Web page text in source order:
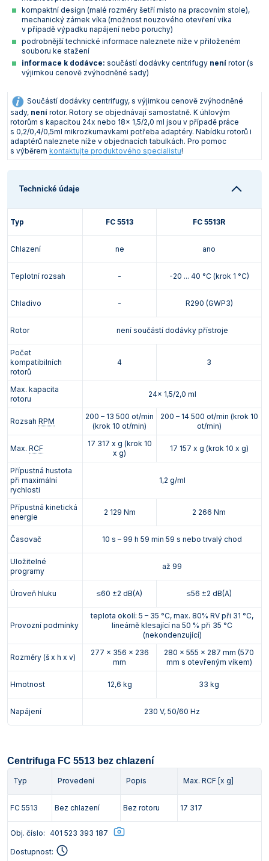
kompaktní design (malé rozměry šetří místo na pracovním stole),
mechanický zámek víka (možnost nouzového otevření víka
v případě výpadku napájení nebo poruchy)
podrobnější technické informace naleznete níže v přiloženém
souboru ke stažení
informace k dodávce: součástí dodávky centrifugy není rotor (s
výjimkou cenově zvýhodněné sady)
Součástí dodávky centrifugy, s výjimkou cenově zvýhodněné
sady, není rotor. Rotory se objednávají samostatně. K úhlovým
rotorům s kapacitou 24x nebo 18x 1,5/2,0 ml jsou v případě práce
s 0,2/0,4/0,5ml mikrozkumavkami potřeba adaptéry. Nabídku rotorů i
adaptérů naleznete níže v objednacích tabulkách. Pro pomoc
s výběrem kontaktujte produktového specialistu!
Technické údaje
Typ FC 5513 FC 5513R
Chlazení ne ano
Teplotní rozsah - -20 ... 40 °C (krok 1 °C)
Chladivo - R290 (GWP3)
Rotor není součástí dodávky přístroje
Počet
kompatibilních
rotorů
4 3
Max. kapacita
rotoru
24x 1,5/2,0 ml
Rozsah RPM
200 – 13 500 ot/min
(krok 10 ot/min)
200 – 14 500 ot/min (krok 10
ot/min)
Max. RCF
17 317 x g (krok 10
x g)
17 157 x g (krok 10 x g)
Přípustná hustota
při maximální
rychlosti
1,2 g/ml
Přípustná kinetická
energie
2 129 Nm 2 266 Nm
Časovač 10 s – 99 h 59 min 59 s nebo trvalý chod
Uložitelné
programy
až 99
Úroveň hluku ≤60 ±2 dB(A) ≤56 ±2 dB(A)
Provozní podmínky
teplota okolí: 5 – 35 °C, max. 80% RV při 31 °C,
lineárně klesající na 50 % při 35 °C
(nekondenzující)
Rozměry (š x h x v)
277 x 356 x 236
mm
280 x 555 x 287 mm (570
mm s otevřeným víkem)
Hmotnost 12,6 kg 33 kg
Napájení 230 V, 50/60 Hz
Centrifuga FC 5513 bez chlazení
Typ Provedení Popis Max. RCF [x g]
FC 5513 Bez chlazení Bez rotoru 17 317
Obj. číslo: 401 523 393 187
Dostupnost: